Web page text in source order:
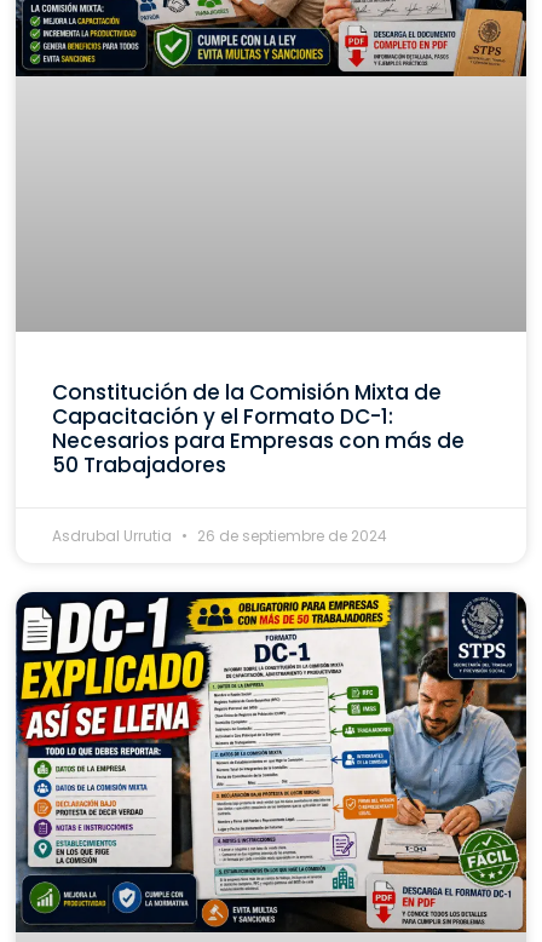
Constitución de la Comisión Mixta de
Capacitación y el Formato DC-1:
Necesarios para Empresas con más de
50 Trabajadores
Asdrubal Urrutia 26 de septiembre de 2024